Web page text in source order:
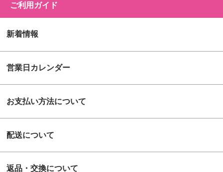
ご利用ガイド
新着情報
営業日カレンダー
お支払い方法について
配送について
返品・交換について